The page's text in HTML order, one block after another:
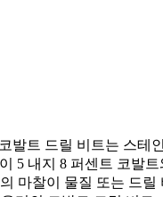
트 드릴 비트는 스테
내지 8 퍼센트 코발
마찰이 물질 또는 드